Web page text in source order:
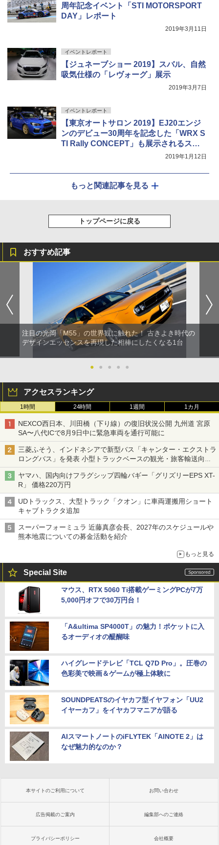
周年記念イベント「STI MOTORSPORT
DAY」レポート
2019年3月11日
イベントレポート
【ジュネーブショー 2019】スバル、自然
吸気仕様の「レヴォーグ」展示
2019年3月7日
イベントレポート
【東京オートサロン 2019】EJ20エンジ
ンのデビュー30周年を記念した「WRX S
TI Rally CONCEPT」も展示されるスバ
2019年1月12日
もっと関連記事を見る
トップページに戻る
おすすめ記事
注目の光岡「M55」の世界観に触れた！ 古きよき時代の
デザインエッセンスを再現した相棒にしたくなる1台
● ● ● ● ●
アクセスランキング
1時間 24時間 1週間 1カ月
NEXCO西日本、川田橋（下り線）の復旧状況公開 九州道 宮原
SA〜八代ICで8月9日中に緊急車両を通行可能に
三菱ふそう、インドネシアで新型バス「キャンター・エクストラ
ロングバス」を発表 小型トラックベースの観光・旅客輸送向け
バス
ヤマハ、国内向けフラグシップ四輪バギー「グリズリーEPS XT-
R」 価格220万円
UDトラックス、大型トラック「クオン」に車両運搬用ショート
キャブトラクタ追加
スーパーフォーミュラ 近藤真彦会長、2027年のスケジュールや
熊本地震についての募金活動を紹介
もっと見る
Special Site
マウス、RTX 5060 Ti搭載ゲーミングPCが7万
5,000円オフで30万円台！
「A&ultima SP4000T」の魅力！ポケットに入
るオーディオの醍醐味
ハイグレードテレビ「TCL Q7D Pro」。圧巻の
色彩美で映画＆ゲームが極上体験に
SOUNDPEATSのイヤカフ型イヤフォン「UU2
イヤーカフ」をイヤカフマニアが語る
AIスマートノートのiFLYTEK「AINOTE 2」は
なぜ魅力的なのか？
本サイトのご利用について お問い合わせ
広告掲載のご案内 編集部へのご連絡
プライバシーポリシー 会社概要